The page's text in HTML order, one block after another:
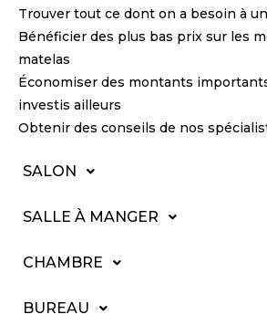
Trouver tout ce dont on a besoin à
Bénéficier des plus bas prix sur les
matelas
Économiser des montants
investis ailleurs
Obtenir des conseils de nos
SALON
SALLE À MANGER
CHAMBRE
BUREAU